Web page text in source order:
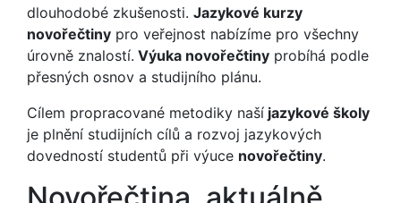
dlouhodobé zkušenosti. Jazykové kurzy
novořečtiny pro veřejnost nabízíme pro všechny
úrovně znalostí. Výuka novořečtiny probíhá podle
přesných osnov a studijního plánu.
Cílem propracované metodiky naší jazykové školy
je plnění studijních cílů a rozvoj jazykových
dovedností studentů při výuce novořečtiny.